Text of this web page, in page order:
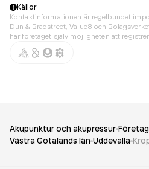
Källor
Kontaktinformationen är regelbundet
Dun & Bradstreet, Value8 och
har företaget själv möjligheten att
Akupunktur och akupressur
Västra Götalands län Uddevalla